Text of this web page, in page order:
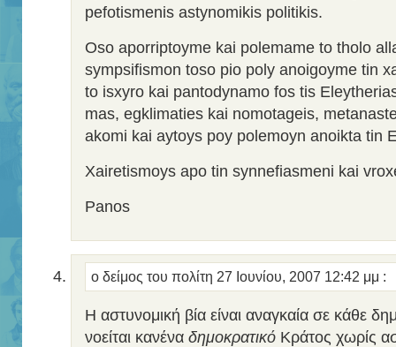
pefotismenis astynomikis politikis.
Oso aporriptoyme kai polemame to tholo
sympsifismon toso pio poly anoigoyme tin
to isxyro kai pantodynamo fos tis
mas, egklimaties kai nomotageis,
akomi kai aytoys poy polemoyn anoikta tin
Xairetismoys apo tin synnefiasmeni kai
Panos
ο δείμος του πολίτη 27 Ιουνίου, 2007 12:42 μμ :
Η αστυνομική βία είναι αναγκαία σε κάθε
νοείται κανένα δημοκρατικό Κράτος χωρίς